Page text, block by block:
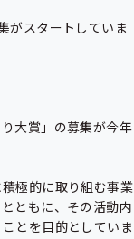
がスタートしていま
大賞」の募集が今年
極的に取り組む事業
ともに、その活動内
とを目的としていま